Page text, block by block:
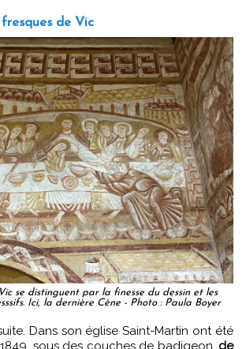
de Vic
se distinguent par la finesse du dessin et les
Ici, la dernière Cène - Photo : Paula Boyer
Dans son église Saint-Martin ont été
sous des couches de badigeon, de